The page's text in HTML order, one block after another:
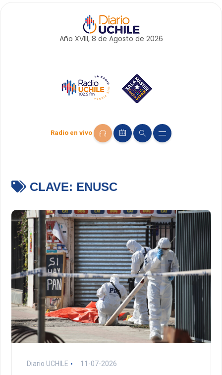
Año XVIII, 8 de Agosto de 2026
Radio en vivo
CLAVE: ENUSC
Diario UCHILE 11-07-2026